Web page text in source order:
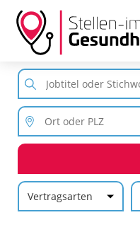
Vertragsarten